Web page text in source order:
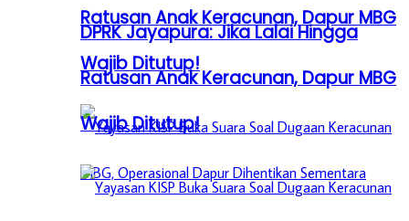
Ratusan Anak Keracunan, Dapur MBG
Wajib Ditutup!
DPRK Jayapura: Jika Lalai Hingga
Ratusan Anak Keracunan, Dapur MBG
Wajib Ditutup!